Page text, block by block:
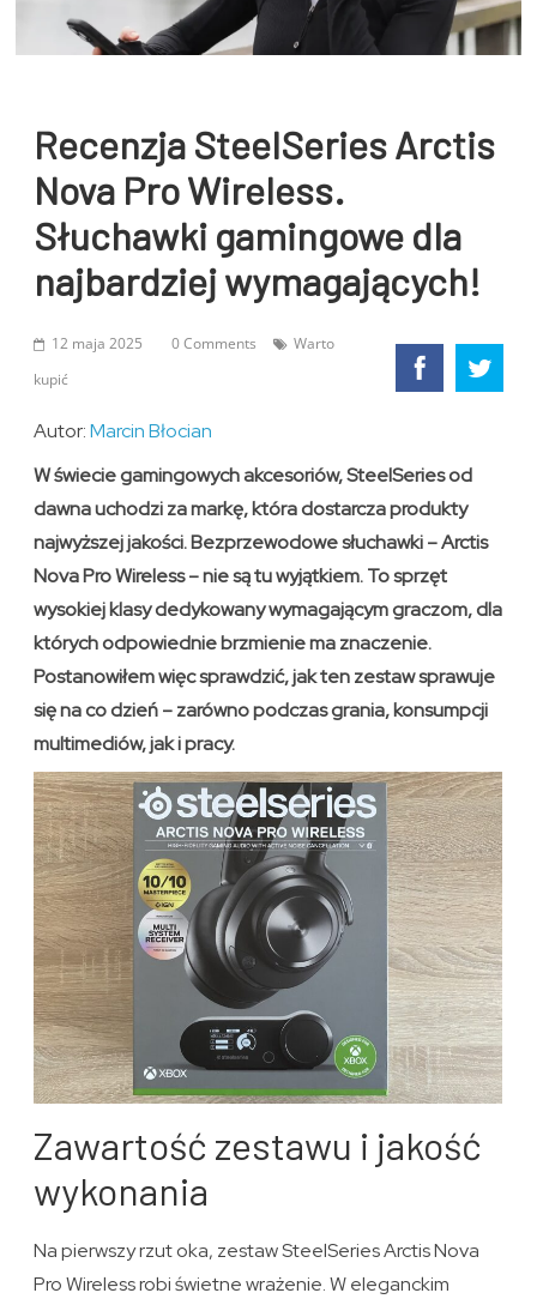
Recenzja SteelSeries Arctis
Nova Pro Wireless.
Słuchawki gamingowe dla
najbardziej wymagających!
12 maja 2025 0 Comments
Warto
kupić
Autor:Marcin Błocian
W świecie gamingowych akcesoriów, SteelSeries od
dawna uchodzi za markę, która dostarcza produkty
najwyższej jakości. Bezprzewodowe słuchawki – Arctis
Nova Pro Wireless – nie są tu wyjątkiem. To sprzęt
wysokiej klasy dedykowany wymagającym graczom, dla
których odpowiednie brzmienie ma znaczenie.
Postanowiłem więc sprawdzić, jak ten zestaw sprawuje
się na co dzień – zarówno podczas grania, konsumpcji
multimediów, jak i pracy.
Zawartość zestawu i jakość
wykonania
Na pierwszy rzut oka, zestaw SteelSeries Arctis Nova
Pro Wireless robi świetne wrażenie. W eleganckim